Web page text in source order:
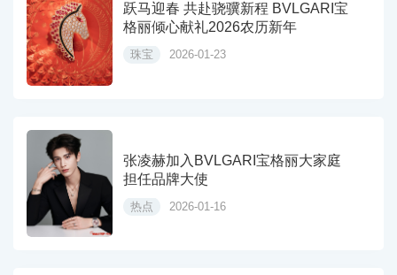
跃马迎春 共赴骁骥新程 BVLGARI宝
格丽倾心献礼2026农历新年
珠宝 2026-01-23
张凌赫加入BVLGARI宝格丽大家庭
担任品牌大使
热点 2026-01-16